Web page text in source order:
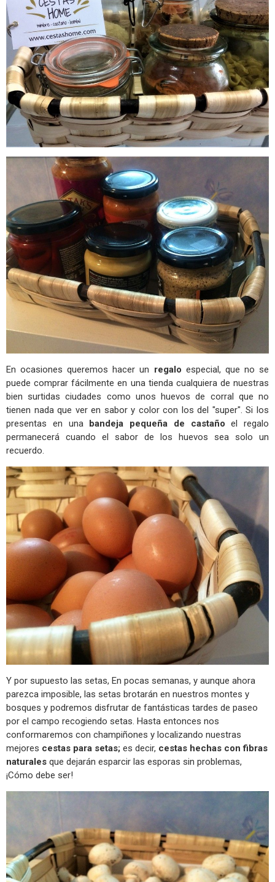
En ocasiones queremos hacer un regalo especial, que no se
puede comprar fácilmente en una tienda cualquiera de nuestras
bien surtidas ciudades como unos huevos de corral que no
tienen nada que ver en sabor y color con los del "super". Si los
presentas en una bandeja pequeña de castañoel regalo
permanecerá cuando el sabor de los huevos sea solo un
recuerdo.
Y por supuesto las setas, En pocas semanas, y aunque ahora
parezca imposible, las setas brotarán en nuestros montes y
bosques y podremos disfrutar de fantásticas tardes de paseo
por el campo recogiendo setas. Hasta entonces nos
conformaremos con champiñones y localizando nuestras
mejores cestas para setas; es decir, cestas hechas con fibras
naturales que dejarán esparcir las esporas sin problemas,
¡Cómo debe ser!